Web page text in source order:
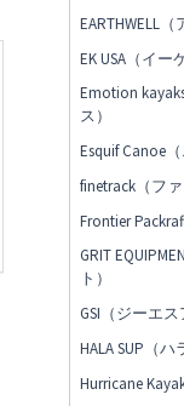
EARTHWELL
EK USA（イー
Emotion
ス）
Esquif Canoe
finetrack（フ
Frontier
GRIT
ト）
GSI（ジーエス
HALA SUP（ハ
Hurricane